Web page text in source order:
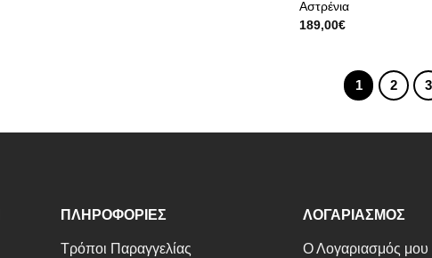
Αστρένια
189,00€
1 2 3
ΠΛΗΡΟΦΟΡΙΕΣ
Τρόποι Παραγγελίας
ΛΟΓΑΡΙΑΣΜΟΣ
Ο Λογαριασμός μου